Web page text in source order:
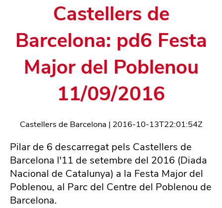
Castellers de
Barcelona: pd6 Festa
Major del Poblenou
11/09/2016
Castellers de Barcelona | 2016-10-13T22:01:54Z
Pilar de 6 descarregat pels Castellers de
Barcelona l'11 de setembre del 2016 (Diada
Nacional de Catalunya) a la Festa Major del
Poblenou, al Parc del Centre del Poblenou de
Barcelona.